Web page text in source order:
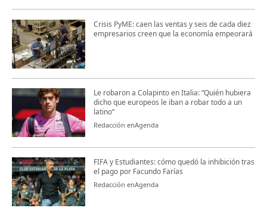
Crisis PyME: caen las ventas y seis de cada diez
empresarios creen que la economía empeorará
Le robaron a Colapinto en Italia: “Quién hubiera
dicho que europeos le iban a robar todo a un
latino“
Redacción enAgenda
FIFA y Estudiantes: cómo quedó la inhibición tras
el pago por Facundo Farías
Redacción enAgenda